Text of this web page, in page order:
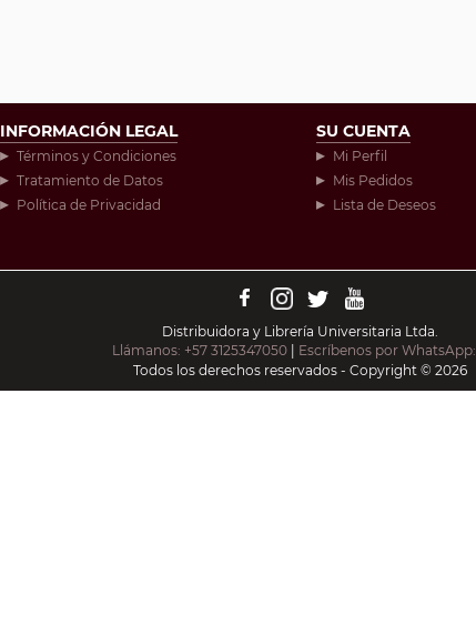
INFORMACIÓN LEGAL
Términos y Condiciones
Tratamiento de Datos
Política de Privacidad
SU CUENTA
Mi Perfil
Mis Pedidos
Lista de Deseos
Distribuidora y Librería Universitaria Ltda.
Llámanos: +57 3125347050
Escríbenos por WhatsApp:
Todos los derechos reservados - Copyright © 2026